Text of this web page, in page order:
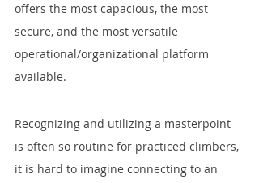
offers the most capacious, the most
secure, and the most versatile
operational/organizational platform
available.
Recognizing and utilizing a masterpoint
is often so routine for practiced climbers,
it is hard to imagine connecting to an